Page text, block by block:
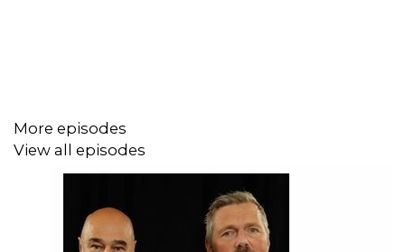
More episodes
View all episodes